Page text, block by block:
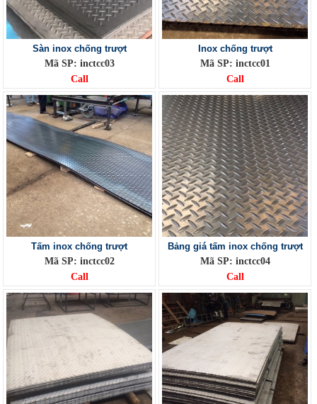
Sàn inox chống trượt
Mã SP: inctcc03
Call
Inox chống trượt
Mã SP: inctcc01
Call
Tấm inox chống trượt
Mã SP: inctcc02
Call
Bảng giá tấm inox chống trượt
Mã SP: inctcc04
Call